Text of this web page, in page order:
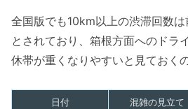
全国版でも10km以上の渋滞回数
とされており、箱根方面へのドラ
休帯が重くなりやすいと見ておく
日付 混雑の見立て